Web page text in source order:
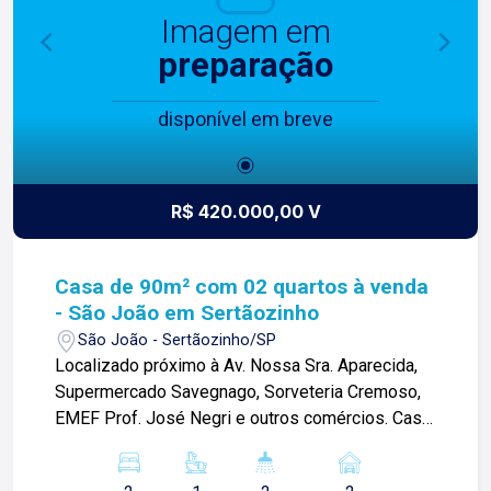
em Ribeirão Preto!Imagem em
preparação
disponível em breve
R$ 420.000,00 V
Casa de 90m² com 02 quartos à venda
- São João em Sertãozinho
São João - Sertãozinho/SP
Localizado próximo à Av. Nossa Sra. Aparecida,
Supermercado Savegnago, Sorveteria Cremoso,
EMEF Prof. José Negri e outros comércios. Casa
banheiro social; -Sala; -Cozinha; -Área de serviço;